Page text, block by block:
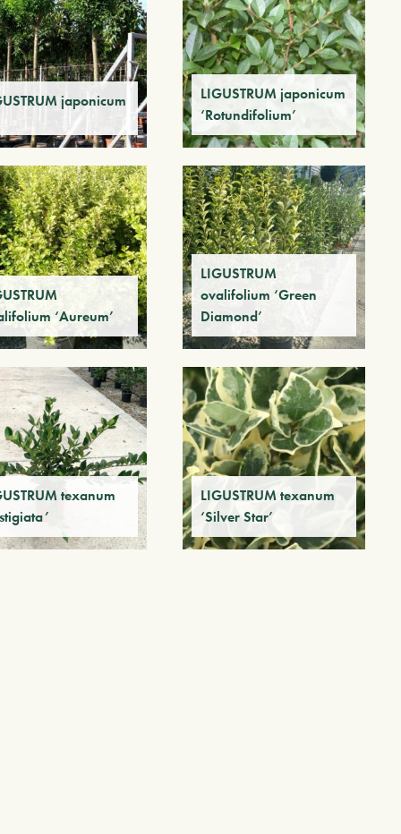
japonicum
LIGUSTRUM japonicum
‘Rotundifolium’
‘Aureum’
LIGUSTRUM
ovalifolium ‘Green
Diamond’
texanum
LIGUSTRUM texanum
‘Silver Star’